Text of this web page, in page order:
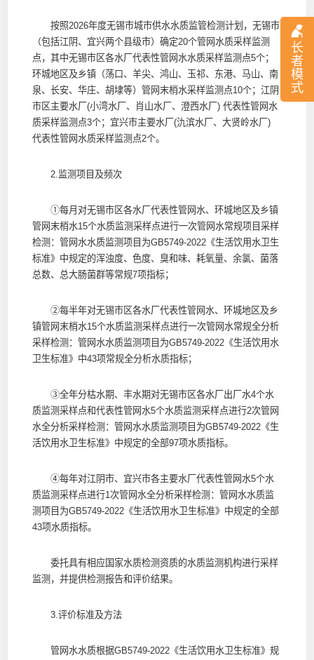
长
者
模
式
按照2026年度无锡市城市供水水质监管检测计划，无锡市
（包括江阴、宜兴两个县级市）确定20个管网水质采样监测
点，其中无锡市区各水厂代表性管网水水质采样监测点5个；
环城地区及乡镇（荡口、羊尖、鸿山、玉祁、东港、马山、南
泉、长安、华庄、胡埭等）管网末梢水采样监测点10个；江阴
市区主要水厂(小湾水厂、肖山水厂、澄西水厂) 代表性管网水
质采样监测点3个；宜兴市主要水厂(氿滨水厂、大贤岭水厂)
代表性管网水质采样监测点2个。
2.监测项目及频次
①每月对无锡市区各水厂代表性管网水、环城地区及乡镇
管网末梢水15个水质监测采样点进行一次管网水常规项目采样
检测：管网水水质监测项目为GB5749-2022《生活饮用水卫生
标准》中规定的浑浊度、色度、臭和味、耗氧量、余氯、菌落
总数、总大肠菌群等常规7项指标；
②每半年对无锡市区各水厂代表性管网水、环城地区及乡
镇管网末梢水15个水质监测采样点进行一次管网水常规全分析
采样检测：管网水水质监测项目为GB5749-2022《生活饮用水
卫生标准》中43项常规全分析水质指标；
③全年分枯水期、丰水期对无锡市区各水厂出厂水4个水
质监测采样点和代表性管网水5个水质监测采样点进行2次管网
水全分析采样检测：管网水水质监测项目为GB5749-2022《生
活饮用水卫生标准》中规定的全部97项水质指标。
④每年对江阴市、宜兴市各主要水厂代表性管网水5个水
质监测采样点进行1次管网水全分析采样检测：管网水水质监
测项目为GB5749-2022《生活饮用水卫生标准》中规定的全部
43项水质指标。
委托具有相应国家水质检测资质的水质监测机构进行采样
监测，并提供检测报告和评价结果。
3.评价标准及方法
管网水水质根据GB5749-2022《生活饮用水卫生标准》规